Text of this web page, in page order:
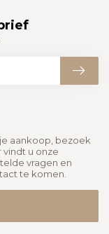
aankoop, bezoek
vindt u onze
vragen en
te komen.